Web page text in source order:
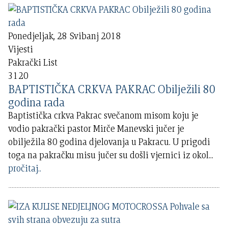
Ponedjeljak, 28 Svibanj 2018
Vijesti
Pakrački List
3120
BAPTISTIČKA CRKVA PAKRAC Obilježili 80
godina rada
Baptistička crkva Pakrac svečanom misom koju je
vodio pakrački pastor Mirče Manevski jučer je
obilježila 80 godina djelovanja u Pakracu. U prigodi
toga na pakračku misu jučer su došli vjernici iz okol...
pročitaj..